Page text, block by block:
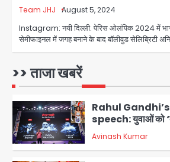
Team JHJ August 5, 2024
Instagram: नयी दिल्ली: पेरिस ओलंपिक 2024 में
सेमीफाइनल में जगह बनाने के बाद बॉलीवुड सेलिब्रिटी
>> ताजा खबरें
Team JHJ
1
Noida Sector-
साल की मेड ने की
2
Rahul
speech: युवाओं को
संदेश, बीजेपी का वार
Avinash Kumar